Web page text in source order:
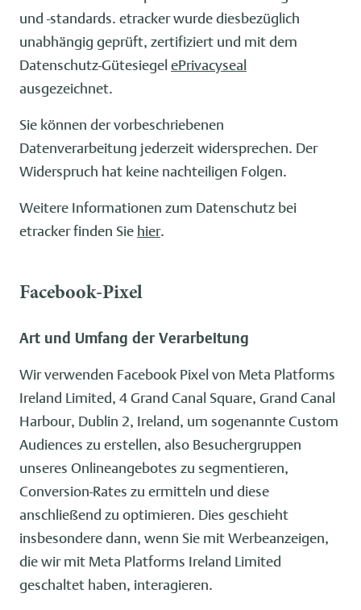
und -standards. etracker wurde diesbezüglich
unabhängig geprüft, zertifiziert und mit dem
Datenschutz-GütesiegelePrivacyseal
ausgezeichnet.
Sie können der vorbeschriebenen
Datenverarbeitung jederzeit widersprechen. Der
Widerspruch hat keine nachteiligen Folgen.
Weitere Informationen zum Datenschutz bei
etracker finden Sie hier.
Facebook-Pixel
Art und Umfang der Verarbeitung
Wir verwenden Facebook Pixel von Meta Platforms
Ireland Limited, 4 Grand Canal Square, Grand Canal
Harbour, Dublin 2, Ireland, um sogenannte Custom
Audiences zu erstellen, also Besuchergruppen
unseres Onlineangebotes zu segmentieren,
Conversion-Rates zu ermitteln und diese
anschließend zu optimieren. Dies geschieht
insbesondere dann, wenn Sie mit Werbeanzeigen,
die wir mit Meta Platforms Ireland Limited
geschaltet haben, interagieren.